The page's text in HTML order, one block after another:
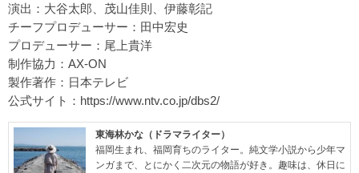
演出：大谷太郎、茂山佳則、伊藤彰記
チーフプロデューサー：田中宏史
プロデューサー：尾上貴洋
制作協力：AX-ON
製作著作：日本テレビ
公式サイト： https://www.ntv.co.jp/dbs2/
東海林かな（ドラマライター）
福岡生まれ、福岡育ちのライター。純文学小説から少年マ
ンガまで、とにかく二次元の物語が好き。趣味は、休日に